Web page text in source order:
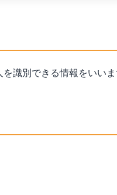
識別できる情報をいいま